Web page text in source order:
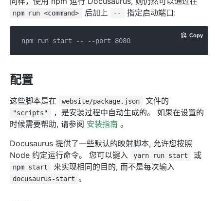
npm run <command> 后加上 -- 指定启动端口:
Copy
配置
这些脚本是在 website/package.json 文件的
"scripts"
，是安装过程中自动生成的。 如果在设置的
时候需要帮助, 请参阅 安装指南 。
Docusaurus 提供了一些默认的映射脚本, 允许您按照
Node 约定运行命令。 您可以键入
yarn run start 或
npm start 来实现相同的目的, 而不是每次输入
docusaurus-start 。